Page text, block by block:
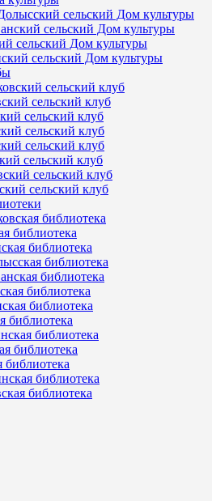
сельский Дом культуры
сельский Дом культуры
сельский Дом культуры
сельский Дом культуры
сельский клуб
сельский клуб
сельский клуб
сельский клуб
сельский клуб
сельский клуб
сельский клуб
сельский клуб
библиотека
библиотека
библиотека
библиотека
библиотека
библиотека
библиотека
библиотека
библиотека
библиотека
библиотека
библиотека
библиотека